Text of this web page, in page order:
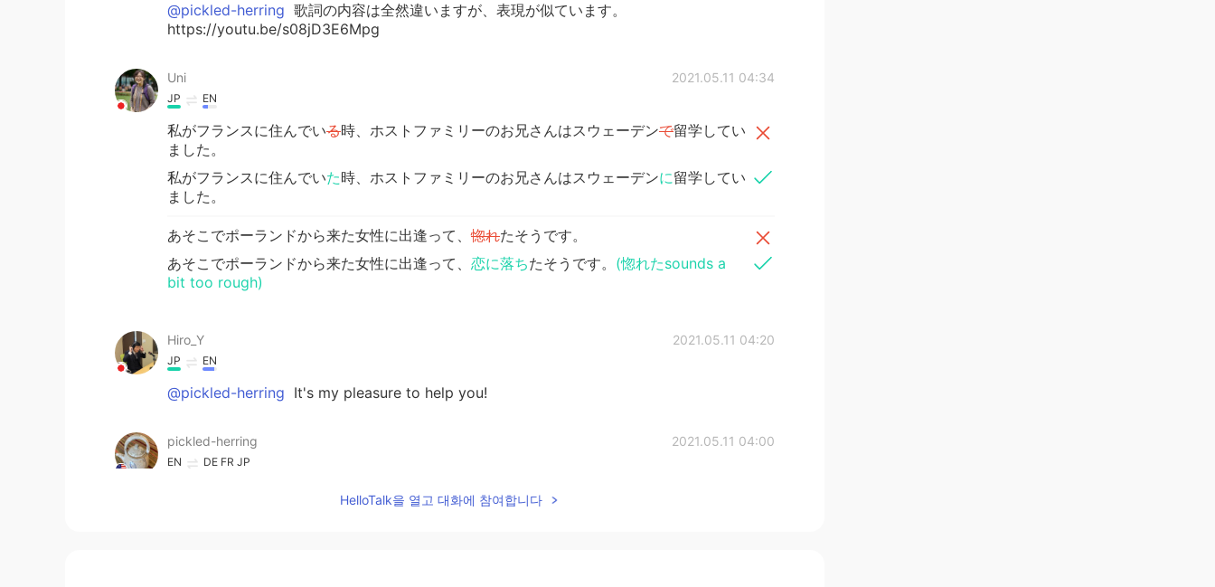
@pickled-herring 歌詞の内容は全然違いますが、表現が似ています。
https://youtu.be/s08jD3E6Mpg
Uni 2021.05.11 04:34
JP EN
私がフランスに住んでいる時、ホストファミリーのお兄さんはスウェーデンで留学してい
ました。
私がフランスに住んでいた時、ホストファミリーのお兄さんはスウェーデンに留学してい
ました。
あそこでポーランドから来た女性に出逢って、惚れたそうです。
あそこでポーランドから来た女性に出逢って、 恋に落ちたそうです。 (惚れたsounds a
bit too rough)
Hiro_Y 2021.05.11 04:20
JP EN
@pickled-herring It's my pleasure to help you!
pickled-herring 2021.05.11 04:00
EN DE FR JP
It’s very important!! 😄
HelloTalk을 열고 대화에 참여합니다